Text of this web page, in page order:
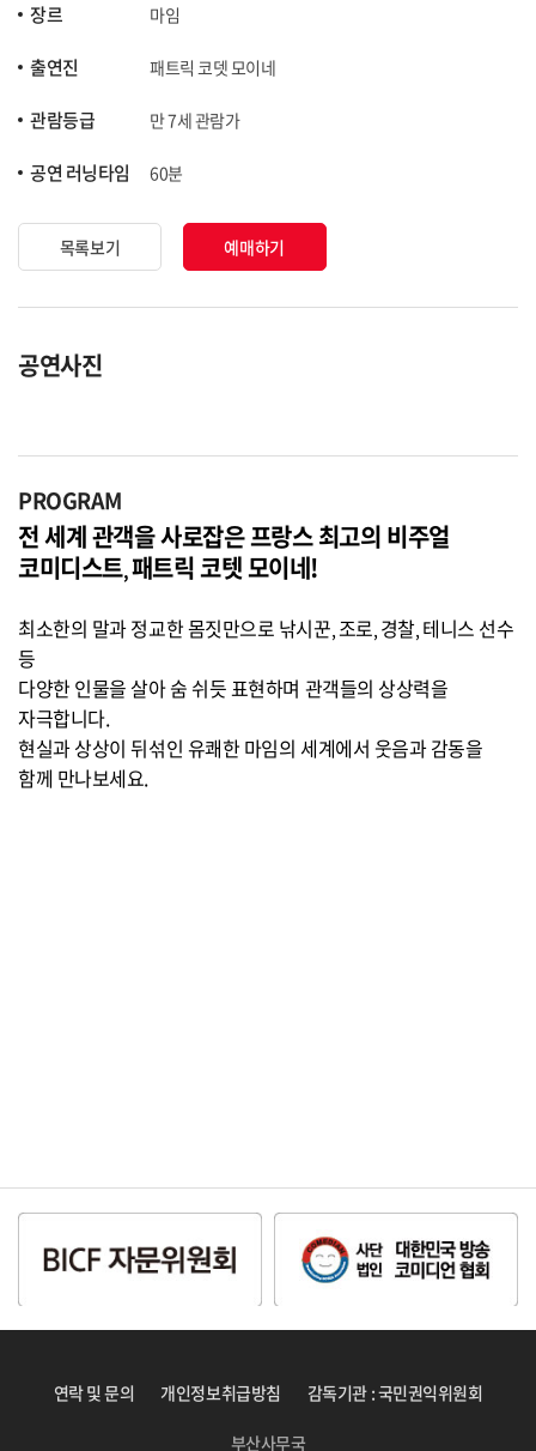
장르 마임
출연진 패트릭 코뎃 모이네
관람등급 만 7세 관람가
공연 러닝타임 60분
목록보기 예매하기
공연사진
PROGRAM
전 세계 관객을 사로잡은 프랑스 최고의 비주얼
코미디스트,패트릭 코텟 모이네!
최소한의 말과 정교한 몸짓만으로 낚시꾼,조로, 경찰, 테니스 선수
등
다양한 인물을 살아 숨 쉬듯 표현하며 관객들의 상상력을
자극합니다.
현실과 상상이 뒤섞인 유쾌한 마임의 세계에서 웃음과 감동을
함께 만나보세요.
연락 및 문의 개인정보취급방침 감독기관 : 국민권익위원회
부산사무국